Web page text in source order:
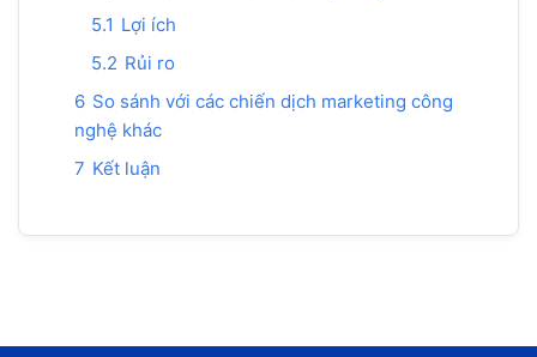
5.1 Lợi ích
5.2 Rủi ro
6 So sánh với các chiến dịch marketing công
nghệ khác
7 Kết luận